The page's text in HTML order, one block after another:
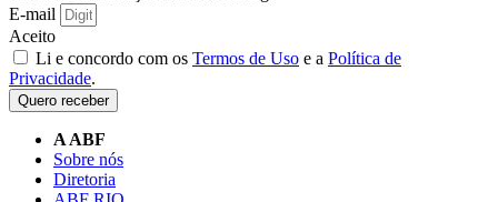
E-mail
Aceito
Li e concordo com os Termos de Uso e a Política de
Privacidade.
Quero receber
A ABF
Sobre nós
Diretoria